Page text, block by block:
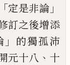
「定是非論 」
訂之後增添
」 的獨孤沛
元十八 、 十